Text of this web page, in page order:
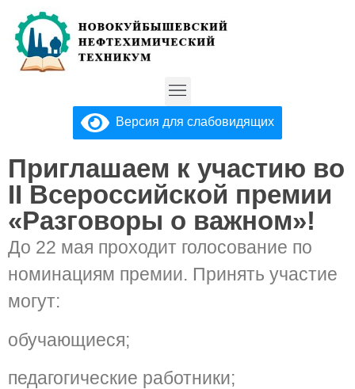
Версия для слабовидящих
Приглашаем к участию во
II Всероссийской премии
«Разговоры о важном»!
До 22 мая проходит голосование по
номинациям премии. Принять участие
могут:
обучающиеся;
педагогические работники;